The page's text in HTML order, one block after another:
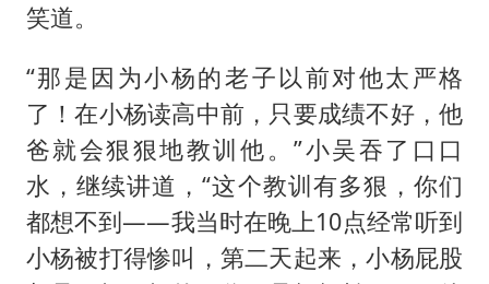
笑道。
“那是因为小杨的老子以前对他太严格
了！在小杨读高中前，只要成绩不好，他
爸就会狠狠地教训他。”小吴吞了口口
水，继续讲道，“这个教训有多狠，你们
都想不到——我当时在晚上10点经常听到
小杨被打得惨叫，第二天起来，小杨屁股